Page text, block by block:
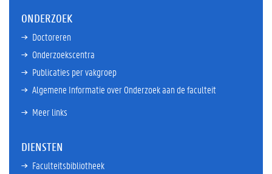
ONDERZOEK
Doctoreren
Onderzoekscentra
Publicaties per vakgroep
Algemene Informatie over Onderzoek aan de faculteit
Meer links
DIENSTEN
Faculteitsbibliotheek